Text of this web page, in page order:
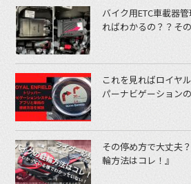
バイク用ETC車載器
ればわかるの？？そ
これを見ればロイヤ
パーナビゲーション
その停め方で大丈夫
輪方法はコレ！』